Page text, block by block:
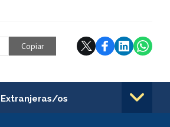
Copiar
Extranjeras/os